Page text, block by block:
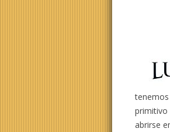
primitivo
abrirse